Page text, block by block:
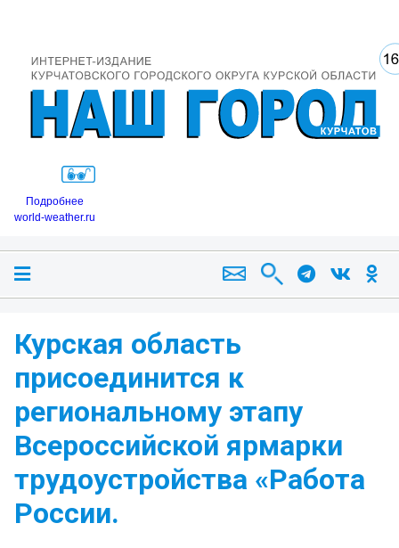
Подробнее
world-weather.ru
Курская область
присоединится к
региональному этапу
Всероссийской ярмарки
трудоустройства «Работа
России.